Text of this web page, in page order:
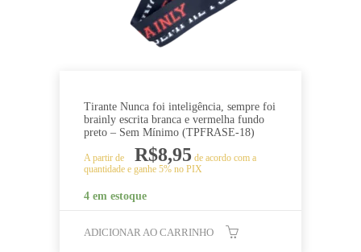
Tirante Nunca foi inteligência, sempre foi
brainly escrita branca e vermelha fundo
preto – Sem Mínimo (TPFRASE-18)
A partir de R$8,95 de acordo com a
quantidade e ganhe 5% no PIX
4 em estoque
ADICIONAR AO CARRINHO